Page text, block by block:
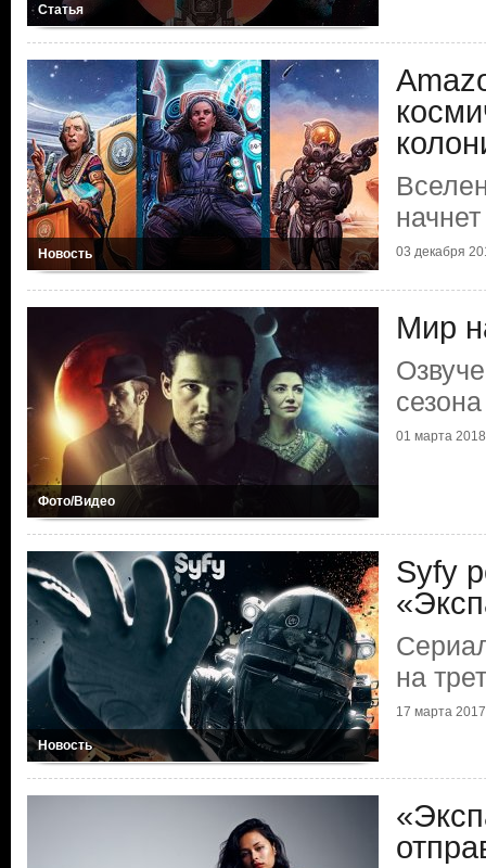
Статья
Новость 03 декабря
Фото/Видео
Мир
01 марта 2018
Новость
Syfy
на
17 марта 2017